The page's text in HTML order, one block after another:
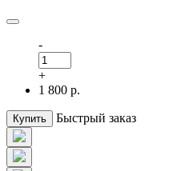
-
+
1 800 р.
Купить Быстрый заказ